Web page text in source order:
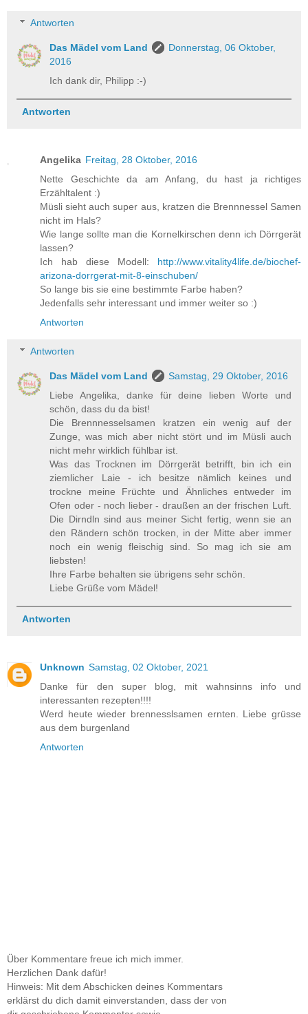
Antworten
Das Mädel vom Land
Donnerstag, 06 Oktober,
2016
Ich dank dir, Philipp :-)
Antworten
Angelika Freitag, 28 Oktober, 2016
Nette Geschichte da am Anfang, du hast ja richtiges
Erzähltalent :)
Müsli sieht auch super aus, kratzen die Brennnessel Samen
nicht im Hals?
Wie lange sollte man die Kornelkirschen denn ich Dörrgerät
lassen?
Ich hab diese Modell: http://www.vitality4life.de/biochef-
arizona-dorrgerat-mit-8-einschuben/
So lange bis sie eine bestimmte Farbe haben?
Jedenfalls sehr interessant und immer weiter so :)
Antworten
Antworten
Das Mädel vom Land
Samstag, 29 Oktober, 2016
Liebe Angelika, danke für deine lieben Worte und
schön, dass du da bist!
Die Brennnesselsamen kratzen ein wenig auf der
Zunge, was mich aber nicht stört und im Müsli auch
nicht mehr wirklich fühlbar ist.
Was das Trocknen im Dörrgerät betrifft, bin ich ein
ziemlicher Laie - ich besitze nämlich keines und
trockne meine Früchte und Ähnliches entweder im
Ofen oder - noch lieber - draußen an der frischen Luft.
Die Dirndln sind aus meiner Sicht fertig, wenn sie an
den Rändern schön trocken, in der Mitte aber immer
noch ein wenig fleischig sind. So mag ich sie am
liebsten!
Ihre Farbe behalten sie übrigens sehr schön.
Liebe Grüße vom Mädel!
Antworten
Unknown Samstag, 02 Oktober, 2021
Danke für den super blog, mit wahnsinns info und
interessanten rezepten!!!!
Werd heute wieder brennesslsamen ernten. Liebe grüsse
aus dem burgenland
Antworten
Über Kommentare freue ich mich immer.
Herzlichen Dank dafür!
Hinweis: Mit dem Abschicken deines Kommentars
erklärst du dich damit einverstanden, dass der von